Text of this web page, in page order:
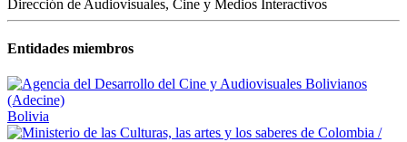
Entidades miembros
Bolivia